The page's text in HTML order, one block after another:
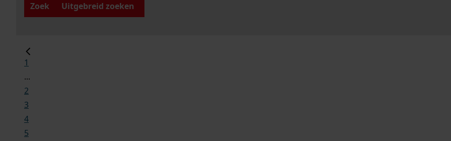
Zoek
Uitgebreid zoeken
1
...
2
3
4
5